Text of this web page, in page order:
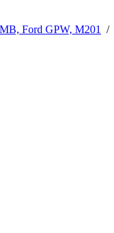
Ford GPW, M201 /